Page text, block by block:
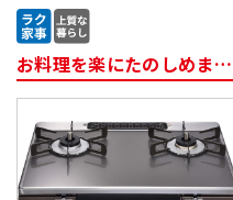
お料理を楽にたのしめます！